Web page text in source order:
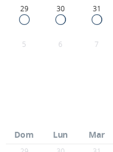
29 30 31
5 6 7
Dom Lun Mar